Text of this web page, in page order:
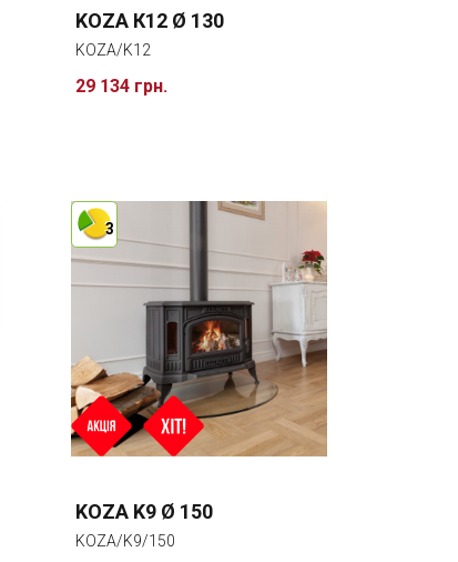
KOZA К12 Ø 130
KOZA/K12
29 134 грн.
3
KOZA K9 Ø 150
KOZA/K9/150